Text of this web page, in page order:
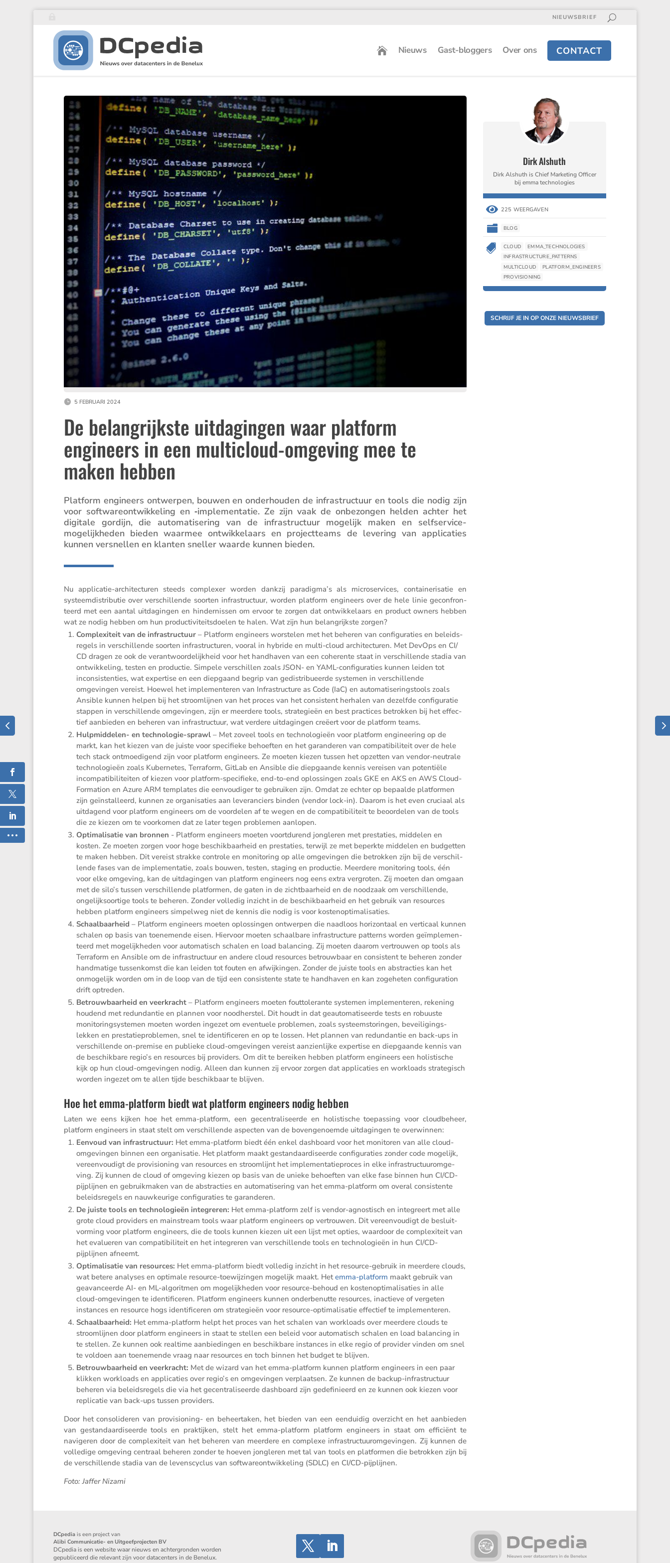
NIEUWSBRIEF
Nieuws Gast-bloggers Over ons CONTACT
5 FEBRUARI 2024
De belangrijkste uitdagingen waar platform
engineers in een multicloud-omgeving mee te
maken hebben
Platform engineers ontwerpen, bouwen en onder­houden de infra­struc­tuur en tools die nodig zijn
voor softwa­re­ont­wik­ke­ling en ‑imple­men­tatie. Ze zijn vaak de onbezongen helden achter het
digitale gordijn, die automa­ti­se­ring van de infra­struc­tuur mogelijk maken en selfser­vice-
mogelijk­heden bieden waarmee ontwik­ke­laars en project­teams de levering van appli­ca­ties
kunnen versnellen en klanten sneller waarde kunnen bieden.
Nu appli­catie-archi­tec­turen steeds complexer worden dankzij paradigma’s als micro­ser­vices, contai­ne­ri­satie en
systeem­dis­tri­butie over verschil­lende soorten infra­struc­tuur, worden platform engineers over de hele linie gecon­fron­
teerd met een aantal uitda­gingen en hinder­nissen om ervoor te zorgen dat ontwik­ke­laars en product owners hebben
wat ze nodig hebben om hun produc­ti­vi­teits­doelen te halen. Wat zijn hun belang­rijkste zorgen?
Complexi­teit van de infra­struc­tuur – Platform engineers worstelen met het beheren van confi­gu­ra­ties en beleids­
re­gels in verschil­lende soorten infra­struc­turen, vooral in hybride en multi-cloud archi­tec­turen. Met DevOps en CI/​
CD dragen ze ook de verant­woor­de­lijk­heid voor het handhaven van een coherente staat in verschil­lende stadia van
ontwik­ke­ling, testen en productie. Simpele verschillen zoals JSON- en YAML-confi­gu­ra­ties kunnen leiden tot
incon­sis­ten­ties, wat exper­tise en een diepgaand begrip van gedis­tri­bu­eerde systemen in verschil­lende
omgevingen vereist. Hoewel het imple­men­teren van Infra­struc­ture as Code (IaC) en automa­ti­se­ringstools zoals
Ansible kunnen helpen bij het stroom­lijnen van het proces van het consis­tent herhalen van dezelfde confi­gu­ratie
stappen in verschil­lende omgevingen, zijn er meerdere tools, strate­gieën en best practices betrokken bij het effec­
tief aanbieden en beheren van infra­struc­tuur, wat verdere uitda­gingen creëert voor de platform teams.
Hulpmid­delen- en techno­logie-sprawl – Met zoveel tools en techno­lo­gieën voor platform enginee­ring op de
markt, kan het kiezen van de juiste voor speci­fieke behoeften en het garan­deren van compa­ti­bi­li­teit over de hele
tech stack ontmoe­di­gend zijn voor platform engineers. Ze moeten kiezen tussen het opzetten van vendor-neutrale
techno­lo­gieën zoals Kuber­netes, Terra­form, GitLab en Ansible die diepgaande kennis vereisen van poten­tiële
incom­pa­ti­bi­li­teiten of kiezen voor platform-speci­fieke, end-to-end oplos­singen zoals GKE en AKS en AWS Cloud­
For­ma­tion en Azure ARM templates die eenvou­diger te gebruiken zijn. Omdat ze echter op bepaalde platformen
zijn geïnstal­leerd, kunnen ze organi­sa­ties aan leveran­ciers binden (vendor lock-in). Daarom is het even cruciaal als
uitda­gend voor platform engineers om de voordelen af te wegen en de compa­ti­bi­li­teit te beoor­delen van de tools
die ze kiezen om te voorkomen dat ze later tegen problemen aanlopen.
Optima­li­satie van bronnen - Platform engineers moeten voort­du­rend jongleren met presta­ties, middelen en
kosten. Ze moeten zorgen voor hoge beschik­baar­heid en presta­ties, terwijl ze met beperkte middelen en budgetten
te maken hebben. Dit vereist strakke controle en monito­ring op alle omgevingen die betrokken zijn bij de verschil­
lende fases van de imple­men­tatie, zoals bouwen, testen, staging en productie. Meerdere monito­ring tools, één
voor elke omgeving, kan de uitda­gingen van platform engineers nog eens extra vergroten. Zij moeten dan omgaan
met de silo’s tussen verschil­lende platformen, de gaten in de zicht­baar­heid en de noodzaak om verschil­lende,
ongelijk­soor­tige tools te beheren. Zonder volledig inzicht in de beschik­baar­heid en het gebruik van resources
hebben platform engineers simpelweg niet de kennis die nodig is voor kostenoptimalisaties.
Schaal­baar­heid – Platform engineers moeten oplos­singen ontwerpen die naadloos horizon­taal en verti­caal kunnen
schalen op basis van toene­mende eisen. Hiervoor moeten schaal­bare infra­struc­ture patterns worden geïmple­men­
teerd met mogelijk­heden voor automa­tisch schalen en load balan­cing. Zij moeten daarom vertrouwen op tools als
Terra­form en Ansible om de infra­struc­tuur en andere cloud resources betrouw­baar en consis­tent te beheren zonder
handma­tige tussen­komst die kan leiden tot fouten en afwij­kingen. Zonder de juiste tools en abstrac­ties kan het
onmoge­lijk worden om in de loop van de tijd een consis­tente state te handhaven en kan zogeheten confi­gu­ra­tion
drift optreden.
Betrouw­baar­heid en veerkracht – Platform engineers moeten foutto­le­rante systemen imple­men­teren, rekening
houdend met redun­dantie en plannen voor noodher­stel. Dit houdt in dat geauto­ma­ti­seerde tests en robuuste
monito­ring­sys­temen moeten worden ingezet om eventuele problemen, zoals systeem­sto­ringen, bevei­li­gings­
lekken en presta­tie­pro­blemen, snel te identi­fi­ceren en op te lossen. Het plannen van redun­dantie en back-ups in
verschil­lende on-premise en publieke cloud-omgevingen vereist aanzien­lijke exper­tise en diepgaande kennis van
de beschik­bare regio’s en resources bij provi­ders. Om dit te bereiken hebben platform engineers een holis­ti­sche
kijk op hun cloud-omgevingen nodig. Alleen dan kunnen zij ervoor zorgen dat appli­ca­ties en workloads strate­gisch
worden ingezet om te allen tijde beschik­baar te blijven.
Hoe het emma-platform biedt wat platform engineers nodig hebben
Laten we eens kijken hoe het emma-platform, een gecen­tra­li­seerde en holis­ti­sche toepas­sing voor cloud­be­heer,
platform engineers in staat stelt om verschil­lende aspecten van de boven­ge­noemde uitda­gingen te overwinnen:
Eenvoud van infra­struc­tuur: Het emma-platform biedt één enkel dashboard voor het monitoren van alle cloud-
omgevingen binnen een organi­satie. Het platform maakt gestan­daar­di­seerde confi­gu­ra­ties zonder code mogelijk,
vereen­vou­digt de provi­si­o­ning van resources en stroom­lijnt het imple­men­ta­tie­proces in elke infra­struc­tuur­om­ge­
ving. Zij kunnen de cloud of omgeving kiezen op basis van de unieke behoeften van elke fase binnen hun CI/CD-
pijplijnen en gebruik­maken van de abstrac­ties en automa­ti­se­ring van het emma-platform om overal consis­tente
beleids­re­gels en nauwkeu­rige confi­gu­ra­ties te garanderen.
De juiste tools en techno­lo­gieën integreren: Het emma-platform zelf is vendor-agnos­tisch en integreert met alle
grote cloud provi­ders en mainstream tools waar platform engineers op vertrouwen. Dit vereen­vou­digt de besluit­
vor­ming voor platform engineers, die de tools kunnen kiezen uit een lijst met opties, waardoor de complexi­teit van
het evalu­eren van compa­ti­bi­li­teit en het integreren van verschil­lende tools en techno­lo­gieën in hun CI/CD-
pijplijnen afneemt.
Optima­li­satie van resources: Het emma-platform biedt volledig inzicht in het resource-gebruik in meerdere clouds,
wat betere analyses en optimale resource-toewij­zingen mogelijk maakt. Hetemma-platform maakt gebruik van
geavan­ceerde AI- en ML-algoritmen om mogelijk­heden voor resource-behoud en kostenop­ti­ma­li­sa­ties in alle
cloud-omgevingen te identi­fi­ceren. Platform engineers kunnen onder­be­nutte resources, inactieve of vergeten
instances en resource hogs identi­fi­ceren om strate­gieën voor resource-optima­li­satie effec­tief te implementeren.
Schaal­baar­heid: Het emma-platform helpt het proces van het schalen van workloads over meerdere clouds te
stroom­lijnen door platform engineers in staat te stellen een beleid voor automa­tisch schalen en load balan­cing in
te stellen. Ze kunnen ook realtime aanbie­dingen en beschik­bare instances in elke regio of provider vinden om snel
te voldoen aan toene­mende vraag naar resources en toch binnen het budget te blijven.
Betrouw­baar­heid en veerkracht: Met de wizard van het emma-platform kunnen platform engineers in een paar
klikken workloads en appli­ca­ties over regio’s en omgevingen verplaatsen. Ze kunnen de backup-infra­struc­tuur
beheren via beleids­re­gels die via het gecen­tra­li­seerde dashboard zijn gedefi­ni­eerd en ze kunnen ook kiezen voor
repli­catie van back-ups tussen providers.
Door het conso­li­deren van provi­si­o­ning- en beheer­taken, het bieden van een eenduidig overzicht en het aanbieden
van gestan­daar­di­seerde tools en praktijken, stelt het emma-platform platform engineers in staat om efficiënt te
navigeren door de complexi­teit van het beheren van meerdere en complexe infra­struc­tuur­om­ge­vingen. Zij kunnen de
volle­dige omgeving centraal beheren zonder te hoeven jongleren met tal van tools en platformen die betrokken zijn bij
de verschil­lende stadia van de levens­cy­clus van softwa­re­ont­wik­ke­ling (SDLC) en CI/CD-pijplijnen.
Foto: Jaffer Nizami
Dirk Alshuth
Dirk Alshuth is Chief Marketing Officer
bij emma technologies
 225 WEERGAVEN
 BLOG
 CLOUD
EMMA_TECHNOLOGIES
INFRASTRUCTURE_PATTERNS
MULTICLOUD
PLATFORM_ENGINEERS
PROVISIONING
SCHRIJF JE IN OP ONZE NIEUWSBRIEF
DCpedia is een project van
Alibi Communicatie- en Uitgeefprojecten BV
DCpedia is een website waar nieuws en achtergronden worden
gepubliceerd die relevant zijn voor datacenters in de Benelux.